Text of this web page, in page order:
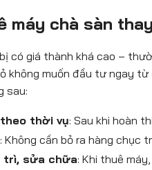
máy chà sàn
có giá thành khá cao –
không muốn đầu tư ngay từ
sau:
thời vụ: Sau khi hoàn
: Không cần bỏ ra hàng chục
trì, sửa chữa: Khi thuê